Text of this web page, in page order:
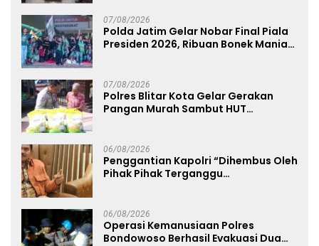
07/08/2026
Polda Jatim Gelar Nobar Final Piala
Presiden 2026, Ribuan Bonek Mania
07/08/2026
Polres Blitar Kota Gelar Gerakan
Pangan Murah Sambut HUT
06/08/2026
Penggantian Kapolri “Dihembus Oleh
Pihak Pihak Terganggu
06/08/2026
Operasi Kemanusiaan Polres
Bondowoso Berhasil Evakuasi Dua